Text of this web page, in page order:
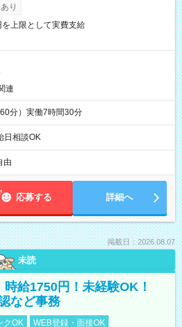
可（利用条件有）
り
上限として実費支給
連
分）実働7時間30分
相談OK
由
応募する 詳細へ
掲載日：2026.08.07
未読
給1750円！未経験OK！
など事務
クOK WEB登録・面接OK